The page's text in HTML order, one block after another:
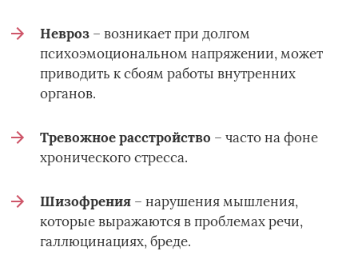
Невроз – возникает при долгом
психоэмоциональном напряжении, может
приводить к сбоям работы внутренних
органов.
Тревожное расстройство – часто на фоне
хронического стресса.
Шизофрения – нарушения мышления,
которые выражаются в проблемах речи,
галлюцинациях, бреде.